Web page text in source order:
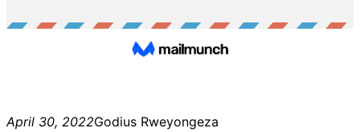
April 30, 2022Godius Rweyongeza